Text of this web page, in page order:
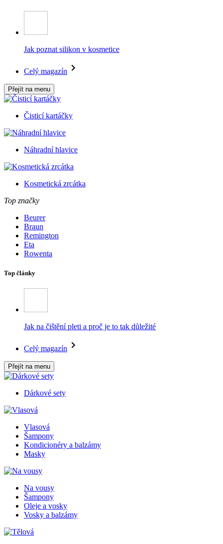
Jak poznat silikon v kosmetice
Celý magazín
Přejít na menu
Čisticí kartáčky
Náhradní hlavice
Kosmetická zrcátka
Top značky
Beurer
Braun
Remington
Eta
Rowenta
Top články
Jak na čištění pleti a proč je to tak důležité
Celý magazín
Přejít na menu
Dárkové sety
Vlasová
Šampony
Kondicionéry a balzámy
Masky
Na vousy
Šampony
Oleje a vosky
Vosky a balzámy